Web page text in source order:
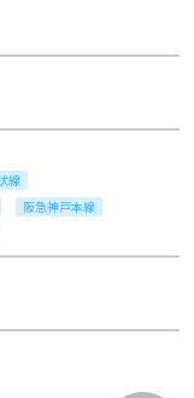
線
阪急神戸本線